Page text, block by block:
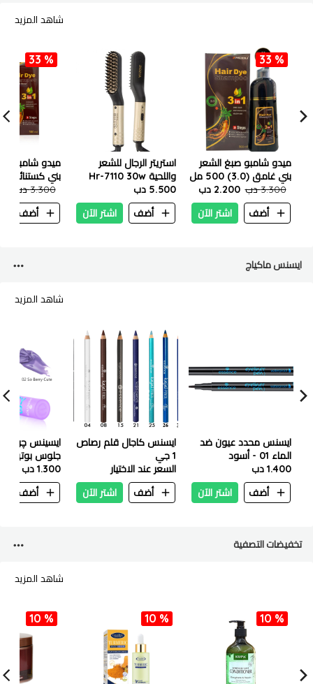
شاهد المزيد
33 %
ميدو شامبو صبغ الشعر
بني غامق (3.0) 500 مل
3.300 دب
2.200 دب
أضف
اشتر الآن
استريتر الرجال للشعر
واللحية Hr-7110 30w
5.500 دب
أضف
اشتر الآن
33 %
ميدو شامبو
بني كستنائي ٥٠٠ مل
3.300 دب
أضف
ايسنس ماكياج
شاهد المزيد
ايسنس محدد عيون ضد
الماء 01 - أسود
1.400 دب
أضف
اشتر الآن
ايسنس كاجال قلم رصاص
1 جي
السعر عند الاختيار
أضف
اشتر الآن
ايسينس
بيري كوتي
1.300 دب
أضف
تخفيضات التصفية
شاهد المزيد
10 %
10 %
10 %